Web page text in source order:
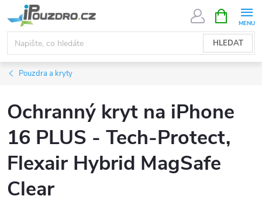
na
obsah
HLEDAT
NÁKUPNÍ
KOŠÍK
Pouzdra a kryty
Ochranný kryt na iPhone
16 PLUS - Tech-Protect,
Flexair Hybrid MagSafe
Clear